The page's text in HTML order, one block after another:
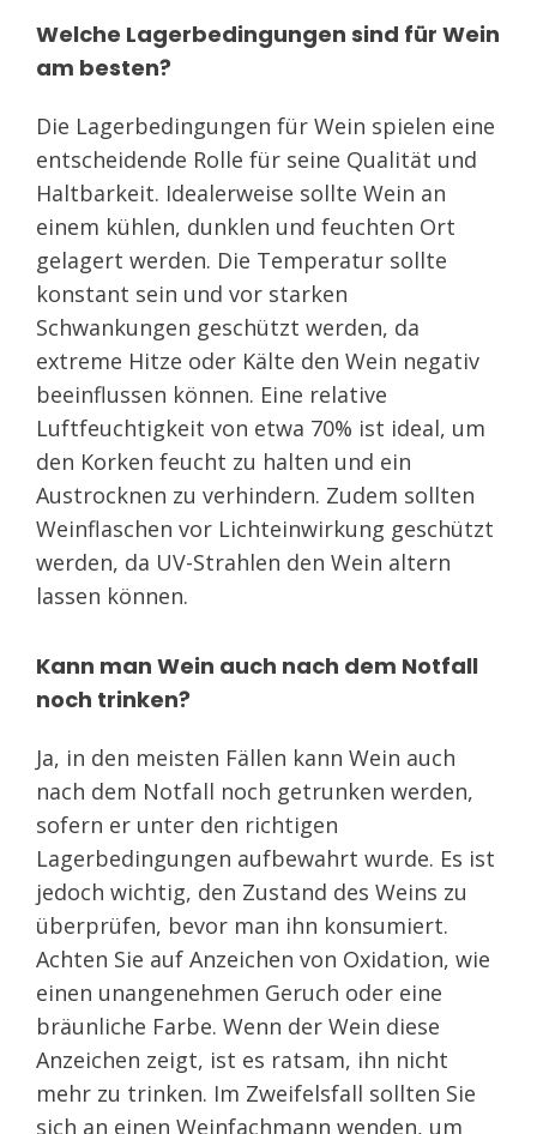
Welche Lagerbedingungen sind für Wein
am besten?
Die Lagerbedingungen für Wein spielen eine
entscheidende Rolle für seine Qualität und
Haltbarkeit. Idealerweise sollte Wein an
einem kühlen, dunklen und feuchten Ort
gelagert werden. Die Temperatur sollte
konstant sein und vor starken
Schwankungen geschützt werden, da
extreme Hitze oder Kälte den Wein negativ
beeinflussen können. Eine relative
Luftfeuchtigkeit von etwa 70% ist ideal, um
den Korken feucht zu halten und ein
Austrocknen zu verhindern. Zudem sollten
Weinflaschen vor Lichteinwirkung geschützt
werden, da UV-Strahlen den Wein altern
lassen können.
Kann man Wein auch nach dem Notfall
noch trinken?
Ja, in den meisten Fällen kann Wein auch
nach dem Notfall noch getrunken werden,
sofern er unter den richtigen
Lagerbedingungen aufbewahrt wurde. Es ist
jedoch wichtig, den Zustand des Weins zu
überprüfen, bevor man ihn konsumiert.
Achten Sie auf Anzeichen von Oxidation, wie
einen unangenehmen Geruch oder eine
bräunliche Farbe. Wenn der Wein diese
Anzeichen zeigt, ist es ratsam, ihn nicht
mehr zu trinken. Im Zweifelsfall sollten Sie
sich an einen Weinfachmann wenden, um